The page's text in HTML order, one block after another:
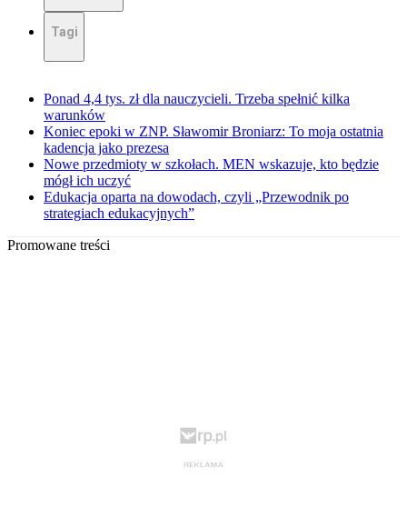
Tagi
Ponad 4,4 tys. zł dla nauczycieli. Trzeba spełnić kilka
warunków
Koniec epoki w ZNP. Sławomir Broniarz: To moja ostatnia
kadencja jako prezesa
Nowe przedmioty w szkołach. MEN wskazuje, kto będzie
mógł ich uczyć
Edukacja oparta na dowodach, czyli „Przewodnik po
strategiach edukacyjnych”
Promowane treści